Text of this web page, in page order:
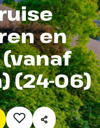
en
(24-06)
lunch en diner)
laatste dag